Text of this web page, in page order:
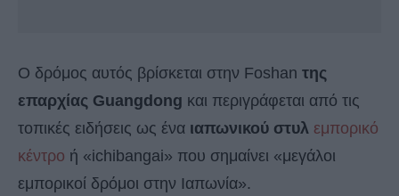
Ο δρόμος αυτός βρίσκεται στην Foshan της
επαρχίας Guangdong και περιγράφεται από τις
τοπικές ειδήσεις ως ένα ιαπωνικού στυλ εμπορικό
κέντρο ή «ichibangai» που σημαίνει «μεγάλοι
εμπορικοί δρόμοι στην Ιαπωνία».